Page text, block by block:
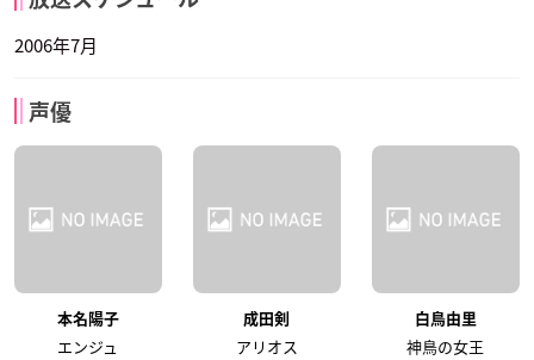
2006年7月
声優
本名陽子
エンジュ
成田剣
アリオス
白鳥由里
神鳥の女王